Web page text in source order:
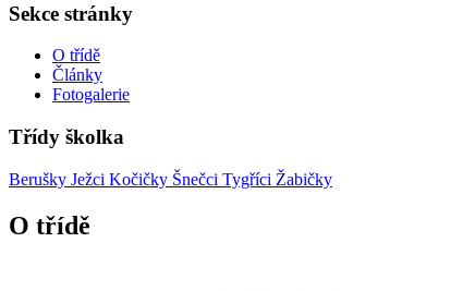
Sekce stránky
O třídě
Články
Fotogalerie
Třídy školka
Berušky Ježci Kočičky Šnečci Tygříci Žabičky
O třídě